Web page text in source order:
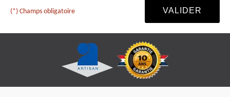
(*) Champs obligatoire